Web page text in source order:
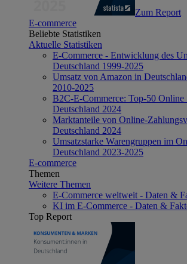
Zum Report
E-commerce
Beliebte Statistiken
Aktuelle Statistiken
E-Commerce - Entwicklung des
Deutschland 1999-2025
Umsatz von Amazon in
2010-2025
B2C-E-Commerce: Top-50 Online
Deutschland 2024
Marktanteile von Online-
Deutschland 2024
Umsatzstarke Warengruppen im
Deutschland 2023-2025
E-commerce
Themen
Weitere Themen
E-Commerce weltweit - Daten &
KI im E-Commerce - Daten &
Top Report